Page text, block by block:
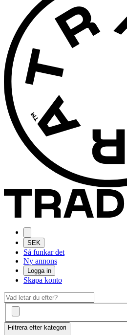
SEK
Så funkar det
Ny annons
Logga in
Skapa konto
Filtrera efter kategori